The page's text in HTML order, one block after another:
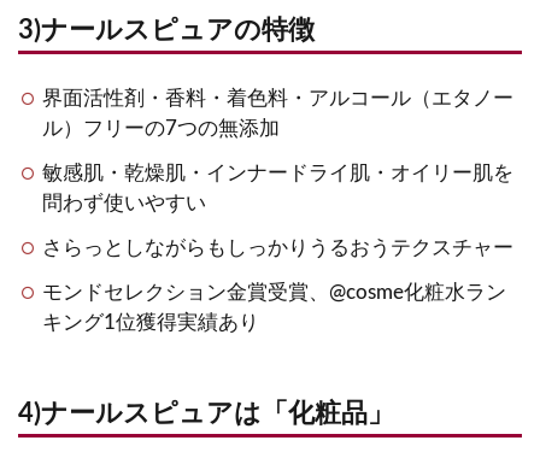
3)ナールスピュアの特徴
界面活性剤・香料・着色料・アルコール（エタノー
ル）フリーの7つの無添加
敏感肌・乾燥肌・インナードライ肌・オイリー肌を
問わず使いやすい
さらっとしながらもしっかりうるおうテクスチャー
モンドセレクション金賞受賞、@cosme化粧水ラン
キング1位獲得実績あり
4)ナールスピュアは「化粧品」